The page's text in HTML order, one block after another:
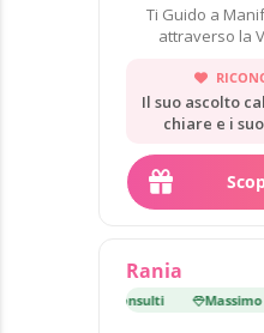
Ti Guido a
attraverso la
Il suo ascolto
chiare e i
Rania
Già 17 000 consulti Massimo